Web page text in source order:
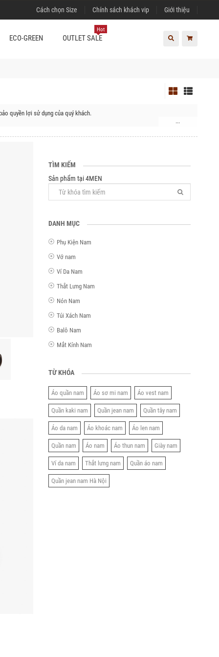
Cách chọn Size Chính sách khách vip Giới thiệu
ECO-GREEN OUTLET SALE
Hot
quyền lợi sử dụng của quý khách.
...
TÌM KIẾM
Sản phẩm tại 4MEN
DANH MỤC
Phụ Kiện Nam
Vớ nam
Ví Da Nam
Thắt Lưng Nam
Nón Nam
Túi Xách Nam
Balô Nam
Mắt Kính Nam
TỪ KHÓA
Áo quần nam Áo sơ mi nam Áo vest nam
Quần kaki nam Quần jean nam Quần tây nam
Áo da nam Áo khoác nam Áo len nam
Quần nam Áo nam Áo thun nam Giày nam
Ví da nam Thắt lưng nam Quần áo nam
Quần jean nam Hà Nội